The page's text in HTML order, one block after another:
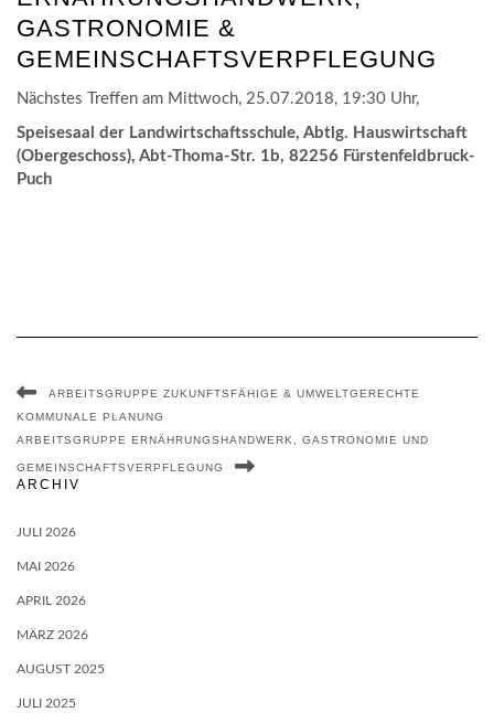
GASTRONOMIE &
GEMEINSCHAFTSVERPFLEGUNG
Nächstes Treffen am Mittwoch, 25.07.2018, 19:30 Uhr,
Speisesaal der Landwirtschaftsschule, Abtlg. Hauswirtschaft
(Obergeschoss), Abt-Thoma-Str. 1b, 82256 Fürstenfeldbruck-
Puch
ARBEITSGRUPPE ZUKUNFTSFÄHIGE & UMWELTGERECHTE
KOMMUNALE PLANUNG
ARBEITSGRUPPE ERNÄHRUNGSHANDWERK, GASTRONOMIE UND
GEMEINSCHAFTSVERPFLEGUNG
ARCHIV
JULI 2026
MAI 2026
APRIL 2026
MÄRZ 2026
AUGUST 2025
JULI 2025